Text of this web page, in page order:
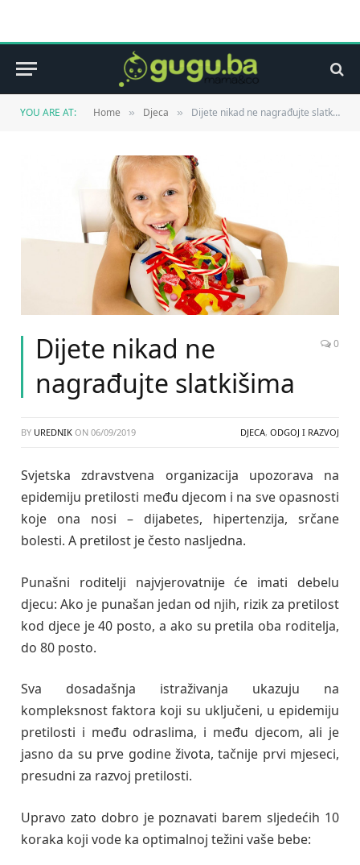
YOU ARE AT: Home » Djeca » Dijete nikad ne nagrađujte slatkišima
Dijete nikad ne
nagrađujte slatkišima
0
BY UREDNIK ON 06/09/2019 DJECA, ODGOJ I RAZVOJ
Svjetska zdravstvena organizacija upozorava na
epidemiju pretilosti među djecom i na sve opasnosti
koje ona nosi – dijabetes, hipertenzija, srčane
bolesti. A pretilost je često nasljedna.
Punašni roditelji najvjerovatnije će imati debelu
djecu: Ako je punašan jedan od njih, rizik za pretilost
kod djece je 40 posto, a ako su pretila oba roditelja,
do 80 posto.
Sva dosadašnja istraživanja ukazuju na
kompleksnost faktora koji su uključeni, u epidemiju
pretilosti i među odraslima, i među djecom, ali je
jasno da su prve godine života, tačnije prvi mjeseci,
presudni za razvoj pretilosti.
Upravo zato dobro je poznavati barem sljedećih 10
koraka koji vode ka optimalnoj težini vaše bebe: